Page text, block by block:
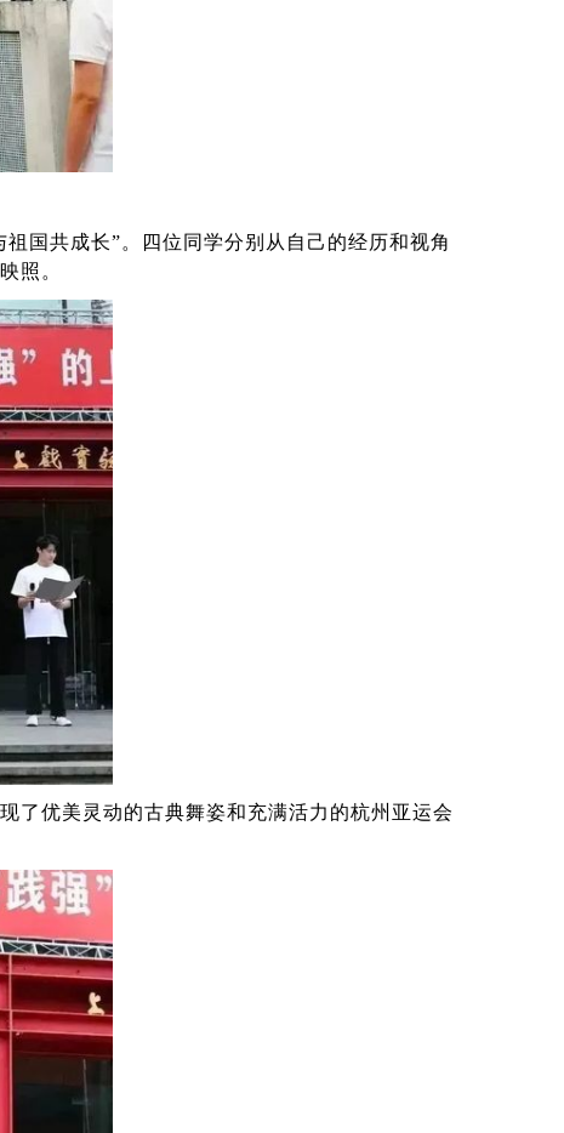
国共成长”。四位同学分别从自己的经历和视角
照。
了优美灵动的古典舞姿和充满活力的杭州亚运会